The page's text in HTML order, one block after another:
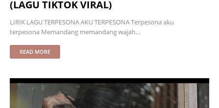
(LAGU TIKTOK VIRAL)
LIRIK LAGU TERPESONA AKU TERPESONA Terpesona aku
terpesona Memandang memandang wajah…
READ MORE